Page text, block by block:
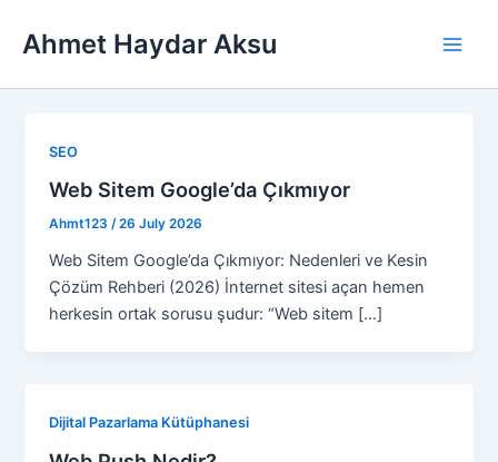
Ahmet Haydar Aksu
SEO
Web Sitem Google’da Çıkmıyor
Ahmt123/26 July 2026
Web Sitem Google’da Çıkmıyor: Nedenleri ve Kesin
Çözüm Rehberi (2026) İnternet sitesi açan hemen
herkesin ortak sorusu şudur: “Web sitem […]
Dijital Pazarlama Kütüphanesi